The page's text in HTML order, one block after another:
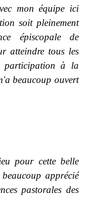
mon équipe ici
soit pleinement
épiscopale de
atteindre tous les
participation à la
beaucoup ouvert
pour cette belle
apprécié
pastorales des